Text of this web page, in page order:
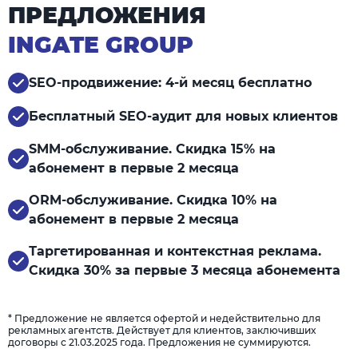
ПРЕДЛОЖЕНИЯ
INGATE GROUP
SEO-продвижение: 4-й месяц бесплатно
Бесплатный SEO-аудит для новых клиентов
SMM-обслуживание. Скидка 15% на
абонемент в первые 2 месяца
ORM-обслуживание. Скидка 10% на
абонемент в первые 2 месяца
Таргетированная и контекстная реклама.
Скидка 30% за первые 3 месяца абонемента
* Предложение не является офертой и недействительно для
рекламных агентств. Действует для клиентов, заключивших
договоры с 21.03.2025 года. Предложения не суммируются.